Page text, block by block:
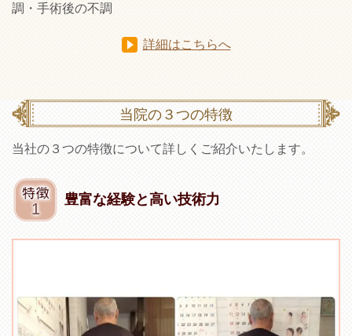
調・手術後の不調
詳細はこちらへ
当院の３つの特徴
当社の３つの特徴について詳しくご紹介いたします。
豊富な経験と高い技術力